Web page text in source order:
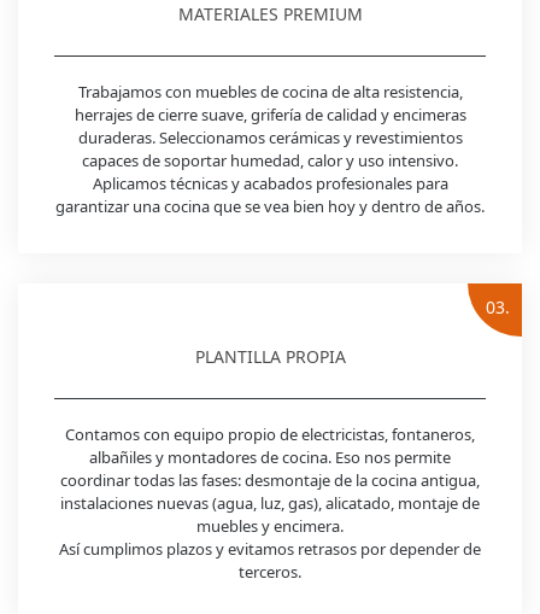
MATERIALES PREMIUM
Trabajamos con muebles de cocina de alta resistencia,
herrajes de cierre suave, grifería de calidad y encimeras
duraderas. Seleccionamos cerámicas y revestimientos
capaces de soportar humedad, calor y uso intensivo.
Aplicamos técnicas y acabados profesionales para
garantizar una cocina que se vea bien hoy y dentro de años.
03.
PLANTILLA PROPIA
Contamos con equipo propio de electricistas, fontaneros,
albañiles y montadores de cocina. Eso nos permite
coordinar todas las fases: desmontaje de la cocina antigua,
instalaciones nuevas (agua, luz, gas), alicatado, montaje de
muebles y encimera.
Así cumplimos plazos y evitamos retrasos por depender de
terceros.